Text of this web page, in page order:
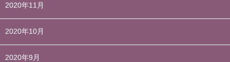
2020年11月
2020年10月
2020年9月